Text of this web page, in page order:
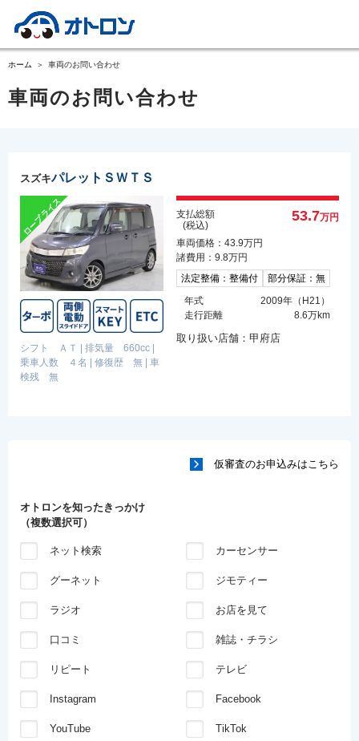
ホーム 車両のお問い合わせ
車両のお問い合わせ
スズキパレットＳＷＴＳ
シフト ＡＴ 排気量 660cc
乗車人数 ４名
修復歴 無
車
検残 無
支払総額
(税込)
53.7万円
車両価格：43.9万円
諸費用：9.8万円
法定整備：整備付
部分保証：無
年式
2009年（H21）
走行距離
8.6万km
取り扱い店舗：甲府店
仮審査のお申込みはこちら
オトロンを知ったきっかけ
（複数選択可）
ネット検索 カーセンサー
グーネット ジモティー
ラジオ お店を見て
口コミ 雑誌・チラシ
リピート テレビ
Instagram Facebook
YouTube TikTok